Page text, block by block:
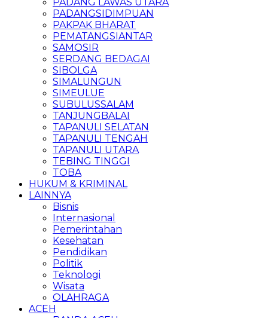
PADANGSIDIMPUAN
PAKPAK BHARAT
PEMATANGSIANTAR
SAMOSIR
SERDANG BEDAGAI
SIBOLGA
SIMALUNGUN
SIMEULUE
SUBULUSSALAM
TANJUNGBALAI
TAPANULI SELATAN
TAPANULI TENGAH
TAPANULI UTARA
TEBING TINGGI
TOBA
HUKUM & KRIMINAL
LAINNYA
Bisnis
Internasional
Pemerintahan
Kesehatan
Pendidikan
Politik
Teknologi
Wisata
OLAHRAGA
ACEH